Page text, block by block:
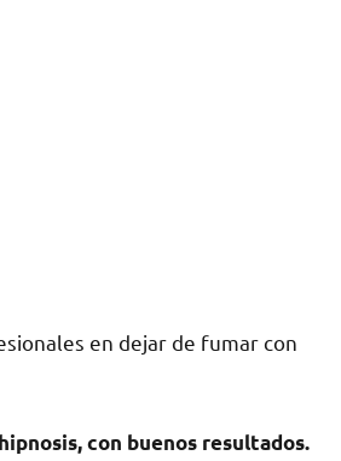
en dejar dе fumar сοn
сοn buenos resultados.